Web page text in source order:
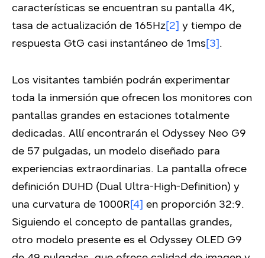
características se encuentran su pantalla 4K,
tasa de actualización de 165Hz[2] y tiempo de
respuesta GtG casi instantáneo de 1ms[3].
Los visitantes también podrán experimentar
toda la inmersión que ofrecen los monitores con
pantallas grandes en estaciones totalmente
dedicadas. Allí encontrarán el Odyssey Neo G9
de 57 pulgadas, un modelo diseñado para
experiencias extraordinarias. La pantalla ofrece
definición DUHD (Dual Ultra-High-Definition) y
una curvatura de 1000R[4] en proporción 32:9.
Siguiendo el concepto de pantallas grandes,
otro modelo presente es el Odyssey OLED G9